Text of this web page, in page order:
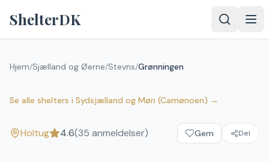
ShelterDK
Hjem/Sjælland og Øerne/Stevns/Grønningen
Se alle shelters i Sydsjælland og Møn (Camønoen) →
Grønningen
4.6 35 anmeldelser) Holtug
Holtug 4.6(35 anmeldelser) Gem Del